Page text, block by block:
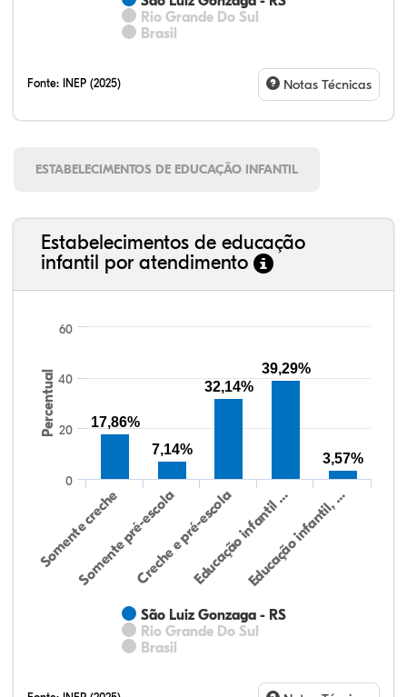
Rio Grande Do Sul
Brasil
Fonte: INEP (2025) Notas Técnicas
ESTABELECIMENTOS DE EDUCAÇÃO INFANTIL
Estabelecimentos de educação
infantil por atendimento
Percentual
São Luiz Gonzaga - RS
Rio Grande Do Sul
Brasil
Somente creche
Somente pré-escolaCreche e pré-escolaEducação infantil …Educação infantil, …
0
20
40
60
17,86%
7,14%
32,14%
39,29%
3,57%